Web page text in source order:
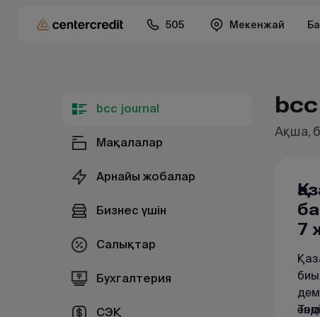
505 Мекенжай
bcc journal
Мақалалар
Арнайы жобалар
Бизнес үшін
Салықтар
Бухгалтерия
СЭҚ
Ақша,
7